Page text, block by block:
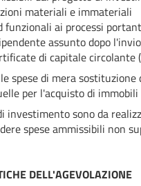
materiali e immateriali
funzionali ai processi
assunto dopo
di capitale circolante
spese di mera
per l'acquisto di
investimento sono da
spese ammissibili non
DELL'AGEVOLAZIONE